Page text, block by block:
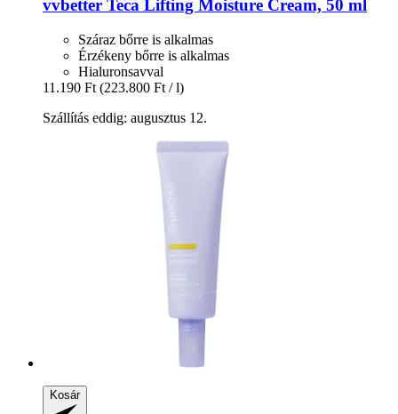
vvbetter Teca Lifting Moisture Cream, 50 ml
Száraz bőrre is alkalmas
Érzékeny bőrre is alkalmas
Hialuronsavval
11.190 Ft (223.800 Ft / l)
Szállítás eddig: augusztus 12.
Kosár